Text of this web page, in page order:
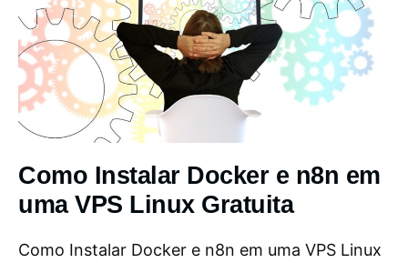
Como Instalar Docker e n8n em
uma VPS Linux Gratuita
Como Instalar Docker e n8n em uma VPS Linux